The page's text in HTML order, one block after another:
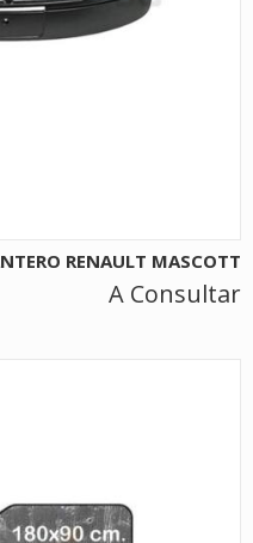
RENAULT MASCOTT
A Consultar